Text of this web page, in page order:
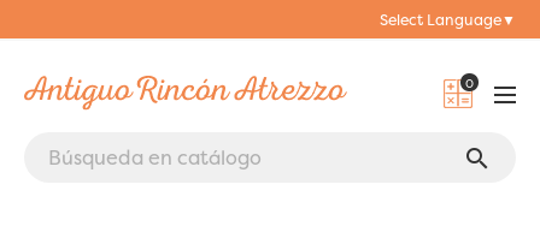
Select Language▼
0
search